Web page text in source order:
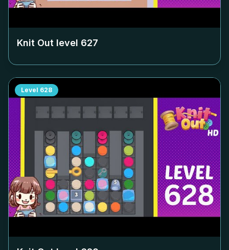
Knit Out level 627
Level 628